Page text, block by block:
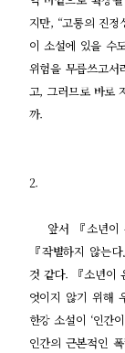
지만, “고통의 진정
이 소설에 있을 수
위험을 무릅쓰고
고, 그러므로 바로
까.
2.
앞서 『소년이
『작별하지 않는
것 같다. 『소년이
엇이지 않기 위해
한강 소설이 ‘인간
인간의 근본적인